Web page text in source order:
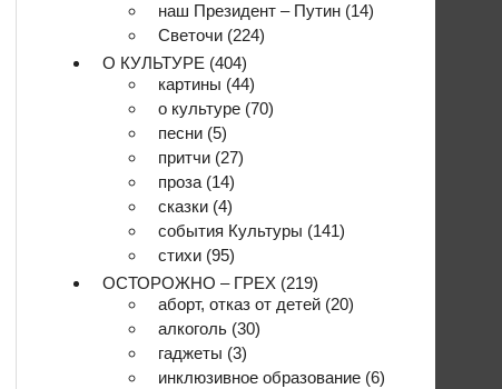
наш Президент – Путин (14)
Светочи (224)
О КУЛЬТУРЕ (404)
картины (44)
о культуре (70)
песни (5)
притчи (27)
проза (14)
сказки (4)
события Культуры (141)
стихи (95)
ОСТОРОЖНО – ГРЕХ (219)
аборт, отказ от детей (20)
алкоголь (30)
гаджеты (3)
инклюзивное образование (6)